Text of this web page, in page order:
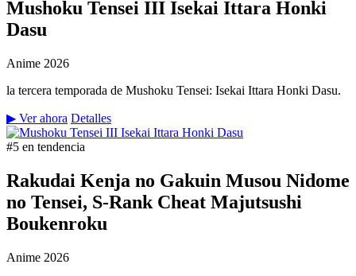
Mushoku Tensei III Isekai Ittara Honki
Dasu
Anime 2026
la tercera temporada de Mushoku Tensei: Isekai Ittara Honki Dasu.
▶ Ver ahora Detalles
#5 en tendencia
Rakudai Kenja no Gakuin Musou Nidome
no Tensei, S-Rank Cheat Majutsushi
Boukenroku
Anime 2026